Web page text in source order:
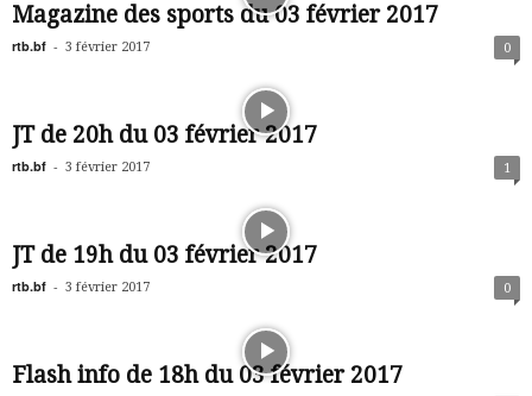
Magazine des sports du 03 février 2017
rtb.bf - 3 février 2017 0
JT de 20h du 03 février 2017
rtb.bf - 3 février 2017 1
JT de 19h du 03 février 2017
rtb.bf - 3 février 2017 0
Flash info de 18h du 03 février 2017